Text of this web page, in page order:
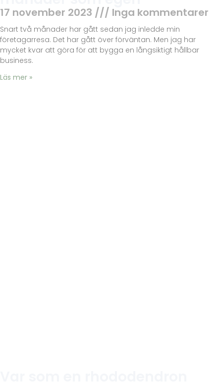
17 november 2023 Inga kommentarer
Snart två månader har gått sedan jag inledde min
företagarresa. Det har gått över förväntan. Men jag har
mycket kvar att göra för att bygga en långsiktigt hållbar
business.
Läs mer »